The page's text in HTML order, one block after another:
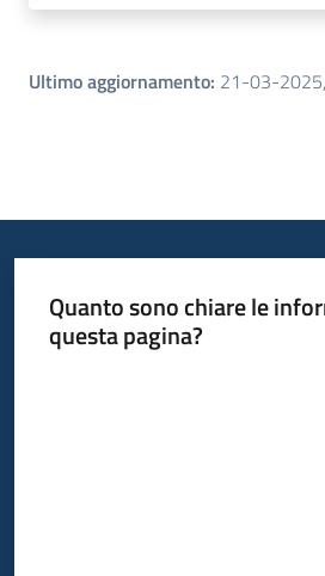
Ultimo aggiornamento: 21-03-
Quanto sono chiare le
questa pagina?